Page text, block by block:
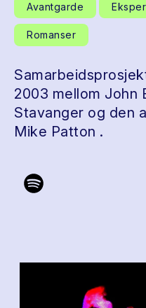
Avantgarde
Romanser
2003 mellom John
Stavanger og den
Mike Patton .